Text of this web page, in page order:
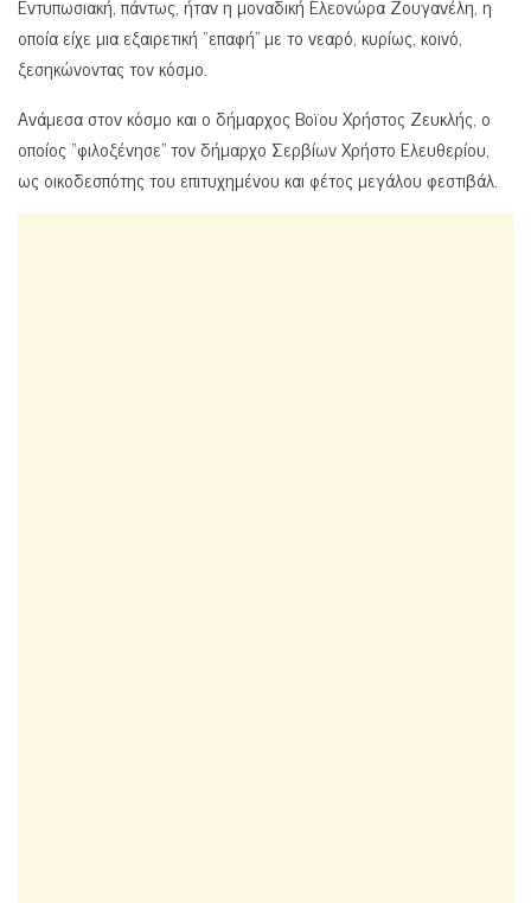
οποία είχε μια εξαιρετική “επαφή” με το νεαρό, κυρίως, κοινό,
ξεσηκώνοντας τον κόσμο.
Ανάμεσα στον κόσμο και ο δήμαρχος Βοϊου Χρήστος Ζευκλής, ο
οποίος “φιλοξένησε” τον δήμαρχο Σερβίων Χρήστο Ελευθερίου,
ως οικοδεσπότης του επιτυχημένου και φέτος μεγάλου φεστιβάλ.